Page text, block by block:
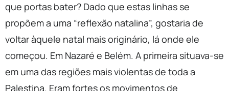
que portas bater? Dado que estas linhas se
propõem a uma “reflexão natalina”, gostaria de
voltar àquele natal mais originário, lá onde ele
começou. Em Nazaré e Belém. A primeira situava-se
em uma das regiões mais violentas de toda a
Palestina. Eram fortes os movimentos de